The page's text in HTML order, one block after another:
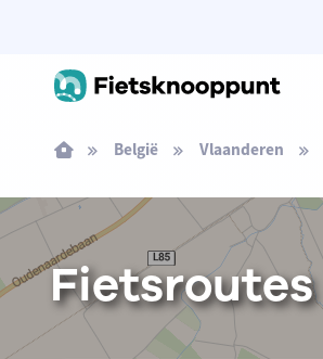
België Vlaanderen